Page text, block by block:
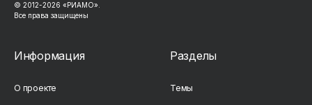
© 2012-2026 «РИАМО».
Все права защищены
Информация
О проекте
Разделы
Темы